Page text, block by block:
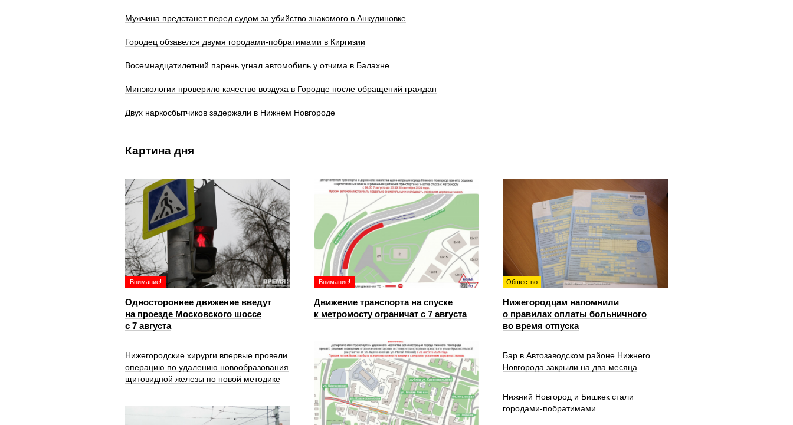
Мужчина предстанет перед судом за убийство знакомого в Анкудиновке
Городец обзавелся двумя городами‑побратимами в Киргизии
Восемнадцатилетний парень угнал автомобиль у отчима в Балахне
Минэкологии проверило качество воздуха в Городце после обращений граждан
Двух наркосбытчиков задержали в Нижнем Новгороде
Картина дня
Внимание!
Одностороннее движение введут
на проезде Московского шоссе
с 7 августа
Внимание!
Движение транспорта на спуске
к метромосту ограничат с 7 августа
Общество
Нижегородцам напомнили
о правилах оплаты больничного
во время отпуска
Нижегородские хирурги впервые провели
операцию по удалению новообразования
щитовидной железы по новой методике
Бар в Автозаводском районе Нижнего
Новгорода закрыли на два месяца
Нижний Новгород и Бишкек стали
городами-побратимами